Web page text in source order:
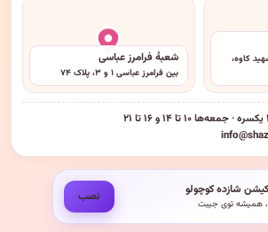
شهید کاوه،
شعبهٔ فرامرز عباسی
بین فرامرز عباسی ۱ و ۳، پلاک ۷۴
شازده کوچولو
همیشه توی جیبت نصب